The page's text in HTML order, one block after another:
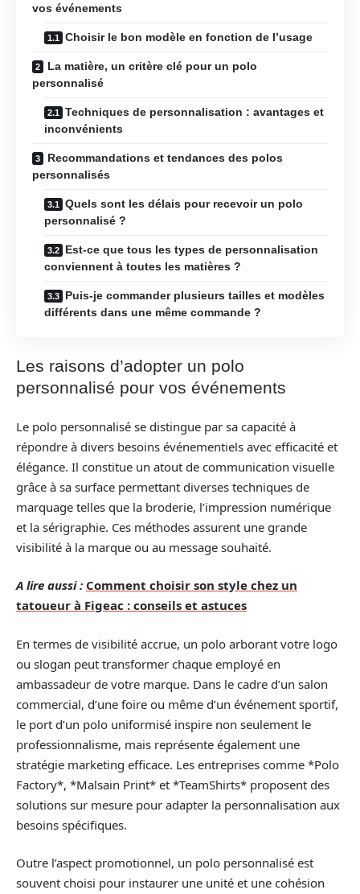
vos événements
Choisir le bon modèle en fonction de l’usage
La matière, un critère clé pour un polo
personnalisé
Techniques de personnalisation : avantages et
inconvénients
Recommandations et tendances des polos
personnalisés
Quels sont les délais pour recevoir un polo
personnalisé ?
Est-ce que tous les types de personnalisation
conviennent à toutes les matières ?
Puis-je commander plusieurs tailles et modèles
différents dans une même commande ?
Les raisons d’adopter un polo
personnalisé pour vos événements
Le polo personnalisé se distingue par sa capacité à
répondre à divers besoins événementiels avec efficacité et
élégance. Il constitue un atout de communication visuelle
grâce à sa surface permettant diverses techniques de
marquage telles que la broderie, l’impression numérique
et la sérigraphie. Ces méthodes assurent une grande
visibilité à la marque ou au message souhaité.
A lire aussi : Comment choisir son style chez un
tatoueur à Figeac : conseils et astuces
En termes de visibilité accrue, un polo arborant votre logo
ou slogan peut transformer chaque employé en
ambassadeur de votre marque. Dans le cadre d’un salon
commercial, d’une foire ou même d’un événement sportif,
le port d’un polo uniformisé inspire non seulement le
professionnalisme, mais représente également une
stratégie marketing efficace. Les entreprises comme *Polo
Factory*, *Malsain Print* et *TeamShirts* proposent des
solutions sur mesure pour adapter la personnalisation aux
besoins spécifiques.
Outre l’aspect promotionnel, un polo personnalisé est
souvent choisi pour instaurer une unité et une cohésion